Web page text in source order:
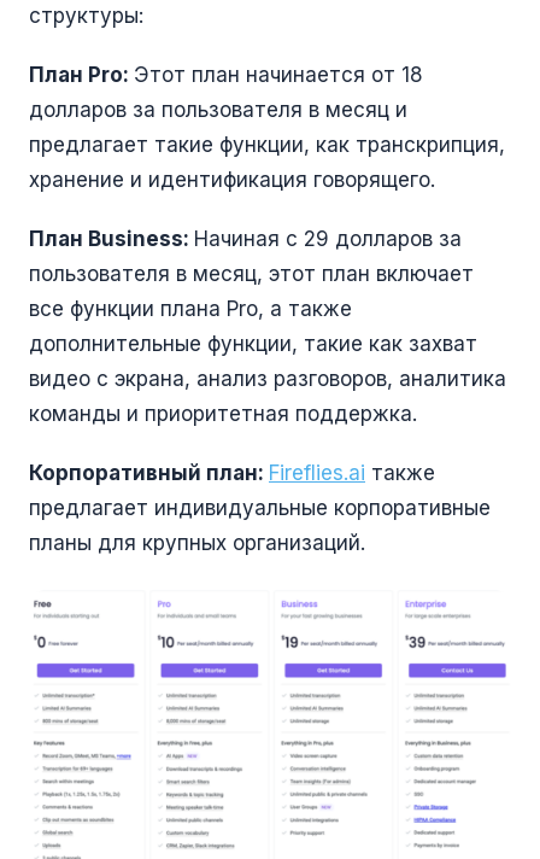
структуры:
План Pro: Этот план начинается от 18
долларов за пользователя в месяц и
предлагает такие функции, как транскрипция,
хранение и идентификация говорящего.
План Business: Начиная с 29 долларов за
пользователя в месяц, этот план включает
все функции плана Pro, а также
дополнительные функции, такие как захват
видео с экрана, анализ разговоров, аналитика
команды и приоритетная поддержка.
Корпоративный план: Fireflies.ai также
предлагает индивидуальные корпоративные
планы для крупных организаций.